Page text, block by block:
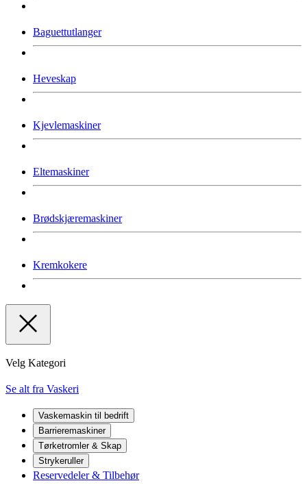
Baguettutlanger
Heveskap
Kjevlemaskiner
Eltemaskiner
Brødskjæremaskiner
Kremkokere
Velg Kategori
Se alt fra Vaskeri
Vaskemaskin til bedrift
Barrieremaskiner
Tørketromler & Skap
Strykeruller
Reservedeler & Tilbehør